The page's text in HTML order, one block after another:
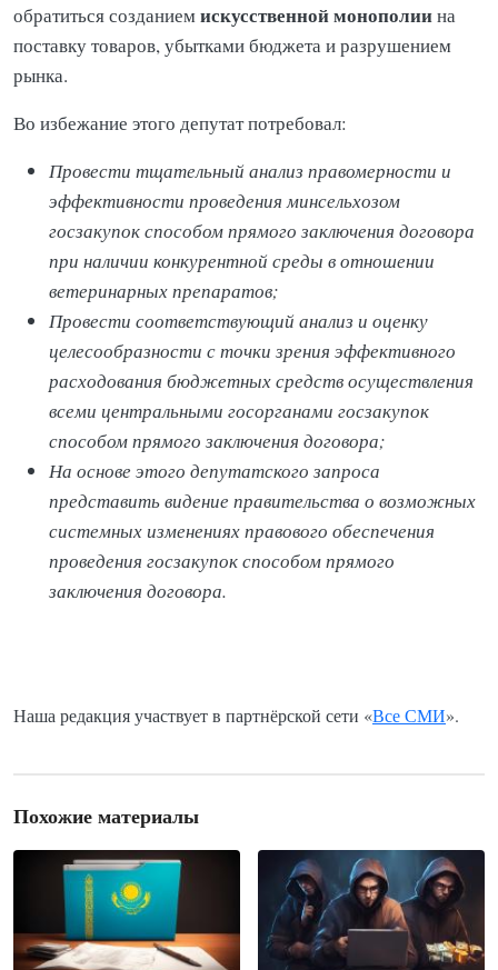
обратиться созданиемискусственной монополиина
поставку товаров, убытками бюджета и разрушением
рынка.
Во избежание этого депутат потребовал:
Провести тщательный анализ правомерности и
эффективности проведения минсельхозом
госзакупок способом прямого заключения договора
при наличии конкурентной среды в отношении
ветеринарных препаратов;
Провести соответствующий анализ и оценку
целесообразности с точки зрения эффективного
расходования бюджетных средств осуществления
всеми центральными госорганами госзакупок
способом прямого заключения договора;
На основе этого депутатского запроса
представить видение правительства о возможных
системных изменениях правового обеспечения
проведения госзакупок способом прямого
заключения договора.
Наша редакция участвует в партнёрской сети «Все СМИ».
Похожие материалы